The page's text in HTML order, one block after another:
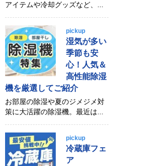
アイテムや冷却グッズなど、...
pickup
湿気が多い
季節も安
心！人気＆
高性能除湿
機を厳選してご紹介
お部屋の除湿や夏のジメジメ対
策に大活躍の除湿機。最近は...
pickup
冷蔵庫フェ
ア